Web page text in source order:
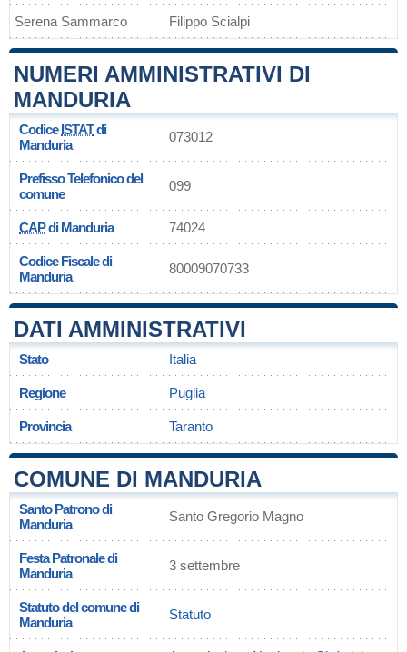
Serena Sammarco Filippo Scialpi
NUMERI AMMINISTRATIVI DI
MANDURIA
CodiceISTATdi
Manduria
073012
Prefisso Telefonico del
comune
099
CAPdi Manduria 74024
Codice Fiscale di
Manduria
80009070733
DATI AMMINISTRATIVI
Stato Italia
Regione Puglia
Provincia Taranto
COMUNE DI MANDURIA
Santo Patrono di
Manduria
Santo Gregorio Magno
Festa Patronale di
Manduria
3 settembre
Statuto del comune di
Manduria
Statuto